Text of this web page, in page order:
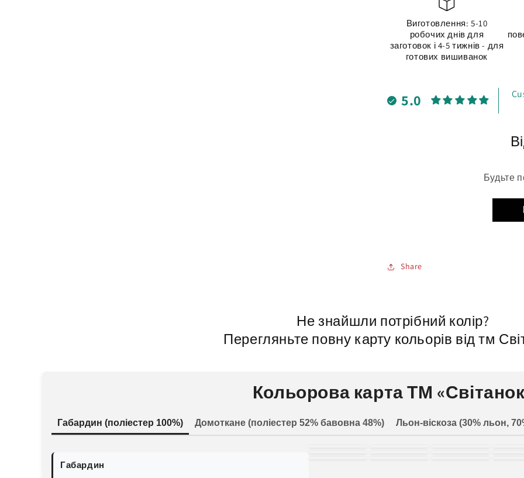
Виготовлення: 5-10
робочих днів для
заготовок і 4-5 тижнів - для
готових вишиванок
5.0
Будьте
Share
Не знайшли потрібний колір?
Перегляньте повну карту кольорів від тм
Кольорова карта ТМ
Габардин (поліестер 100%) Домоткане (поліестер 52% бавовна 48%) Льон-віскоза (30% льон,
Габардин